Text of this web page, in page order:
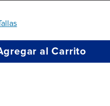
al Carrito